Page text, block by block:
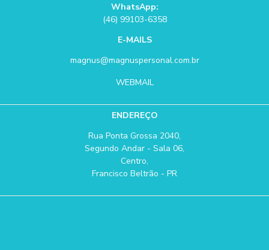
WhatsApp:
(46) 99103-6358
E-MAILS
magnus@magnuspersonal.com.br
WEBMAIL
ENDEREÇO
Rua Ponta Grossa 2040,
Segundo Andar - Sala 06,
Centro,
Francisco Beltrão - PR